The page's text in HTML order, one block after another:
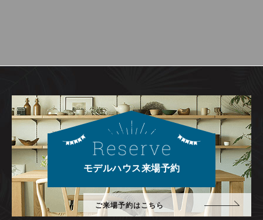
モデルハウス来場予約
ご来場予約はこちら